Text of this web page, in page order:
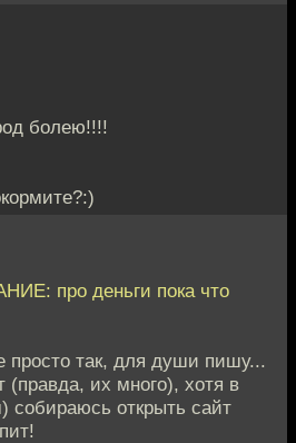
болею!!!!
про деньги пока что
так, для души пишу...
(правда, их много), хотя в
собираюсь открыть сайт